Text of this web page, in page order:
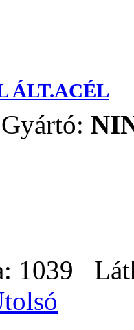
ÁLT.ACÉL
Gyártó:
1039